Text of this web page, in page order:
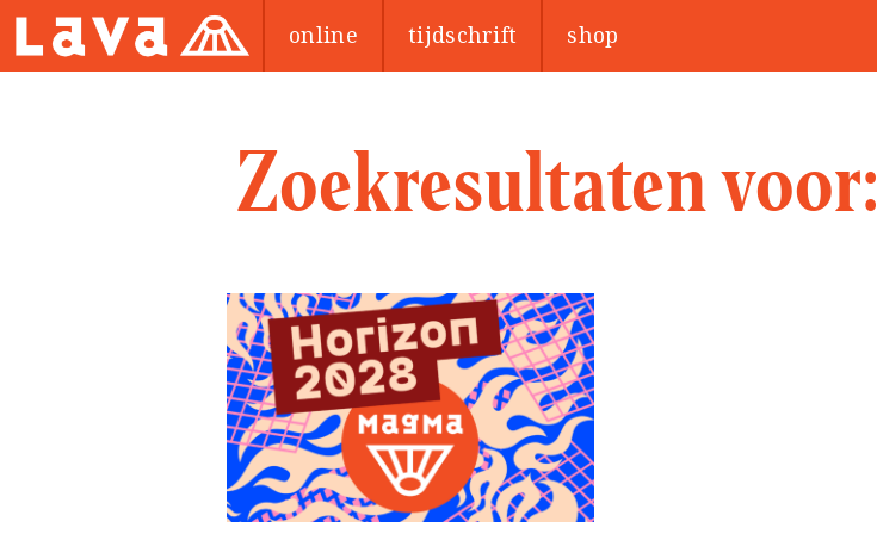
online tijdschrift shop
Zoekresultaten voor: